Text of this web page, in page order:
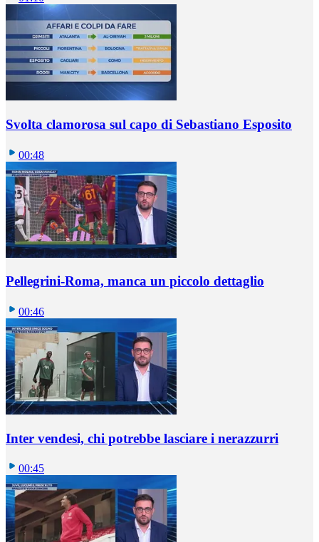
Svolta clamorosa sul capo di Sebastiano Esposito
00:48
Pellegrini-Roma, manca un piccolo dettaglio
00:46
Inter vendesi, chi potrebbe lasciare i nerazzurri
00:45